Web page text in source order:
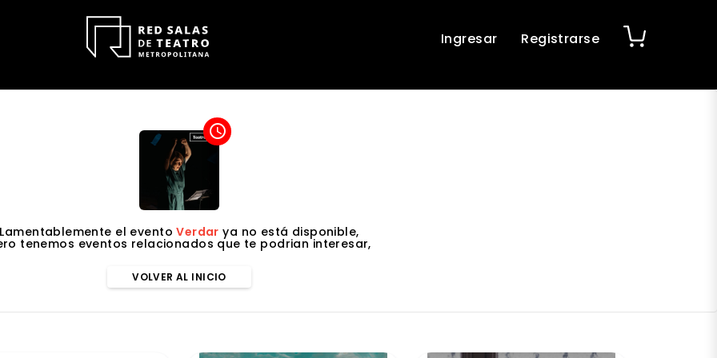
Ingresar Registrarse
access_time
Lamentablemente el eventoVerdar ya no está disponible,
tenemos eventos relacionados que te podrian interesar,
VOLVER AL INICIO